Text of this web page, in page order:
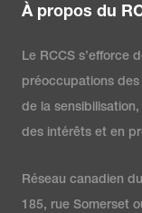
À propos du
Le RCCS s’efforce
préoccupations
de la
des intérêts et en
Réseau canadien
185, rue Somerset